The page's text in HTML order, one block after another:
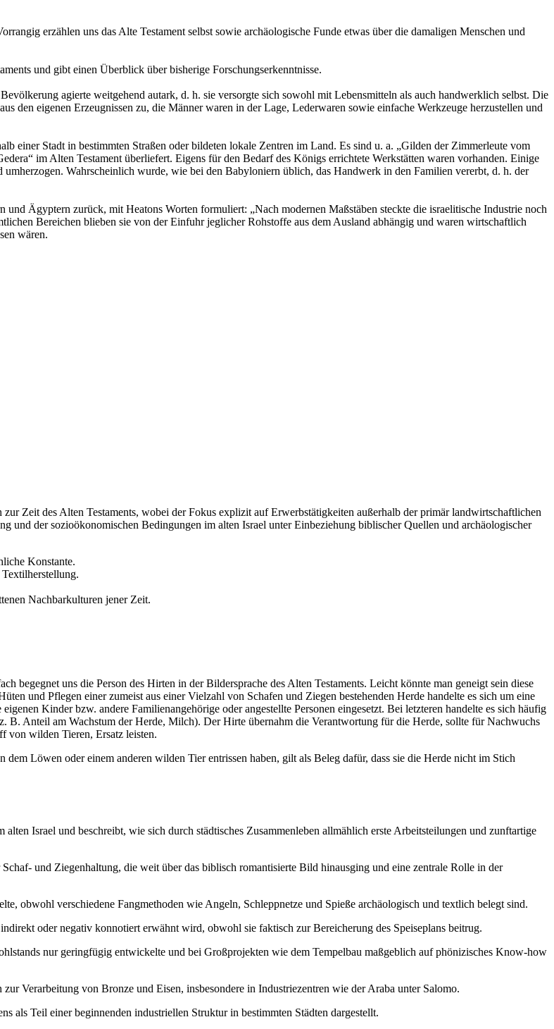
erzählen uns das Alte Testament selbst sowie archäologische Funde etwas über die damaligen Menschen und
und gibt einen Überblick über bisherige Forschungserkenntnisse.
agierte weitgehend autark, d. h. sie versorgte sich sowohl mit Lebensmitteln als auch handwerklich selbst. Die
den eigenen Erzeugnissen zu, die Männer waren in der Lage, Lederwaren sowie einfache Werkzeuge herzustellen und
einer Stadt in bestimmten Straßen oder bildeten lokale Zentren im Land. Es sind u. a. „Gilden der Zimmerleute vom
im Alten Testament überliefert. Eigens für den Bedarf des Königs errichtete Werkstätten waren vorhanden. Einige
Wahrscheinlich wurde, wie bei den Babyloniern üblich, das Handwerk in den Familien vererbt, d. h. der
Ägyptern zurück, mit Heatons Worten formuliert: „Nach modernen Maßstäben steckte die israelitische Industrie noch
Bereichen blieben sie von der Einfuhr jeglicher Rohstoffe aus dem Ausland abhängig und waren wirtschaftlich
wären.
Zeit des Alten Testaments, wobei der Fokus explizit auf Erwerbstätigkeiten außerhalb der primär landwirtschaftlichen
der sozioökonomischen Bedingungen im alten Israel unter Einbeziehung biblischer Quellen und archäologischer
Konstante.
Nachbarkulturen jener Zeit.
begegnet uns die Person des Hirten in der Bildersprache des Alten Testaments. Leicht könnte man geneigt sein diese
und Pflegen einer zumeist aus einer Vielzahl von Schafen und Ziegen bestehenden Herde handelte es sich um eine
Kinder bzw. andere Familienangehörige oder angestellte Personen eingesetzt. Bei letzteren handelte es sich häufig
Anteil am Wachstum der Herde, Milch). Der Hirte übernahm die Verantwortung für die Herde, sollte für Nachwuchs
von wilden Tieren, Ersatz leisten.
Löwen oder einem anderen wilden Tier entrissen haben, gilt als Beleg dafür, dass sie die Herde nicht im Stich
Israel und beschreibt, wie sich durch städtisches Zusammenleben allmählich erste Arbeitsteilungen und zunftartige
und Ziegenhaltung, die weit über das biblisch romantisierte Bild hinausging und eine zentrale Rolle in der
obwohl verschiedene Fangmethoden wie Angeln, Schleppnetze und Spieße archäologisch und textlich belegt sind.
oder negativ konnotiert erwähnt wird, obwohl sie faktisch zur Bereicherung des Speiseplans beitrug.
nur geringfügig entwickelte und bei Großprojekten wie dem Tempelbau maßgeblich auf phönizisches Know-how
Verarbeitung von Bronze und Eisen, insbesondere in Industriezentren wie der Araba unter Salomo.
als Teil einer beginnenden industriellen Struktur in bestimmten Städten dargestellt.